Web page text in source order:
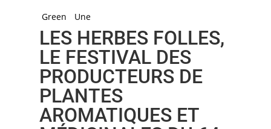
Green Une
LES HERBES FOLLES,
LE FESTIVAL DES
PRODUCTEURS DE
PLANTES
AROMATIQUES ET